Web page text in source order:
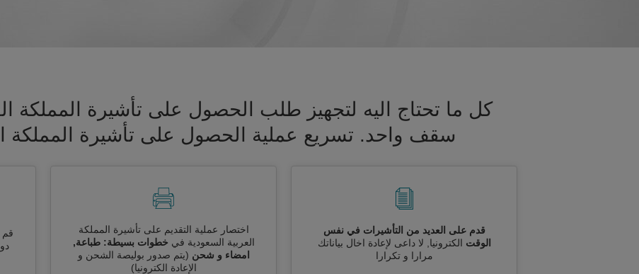
كل ما تحتاج اليه لتجهيز طلب الحصول على تأشيرة المملكة
سقف واحد. تسريع عملية الحصول على تأشيرة المملكة
قدم على العديد من التأشيرات في نفس
الوقت الكترونيا, لا داعى لإعادة اخال بياناتك
مرارا و تكرارا
اختصار عملية التقديم على تأشيرة المملكة
العربية السعودية في خطوات بسيطة: طباعة,
امضاء و شحن (يتم صدور بوليصة الشحن و
الإعادة الكترونيا)
قم